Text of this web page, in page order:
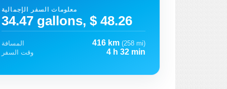
معلومات السفر الإجمالية
34.47 gallons, $ 48.26
المسافة 416 km (258 mi)
وقت السفر
4 h 32 min